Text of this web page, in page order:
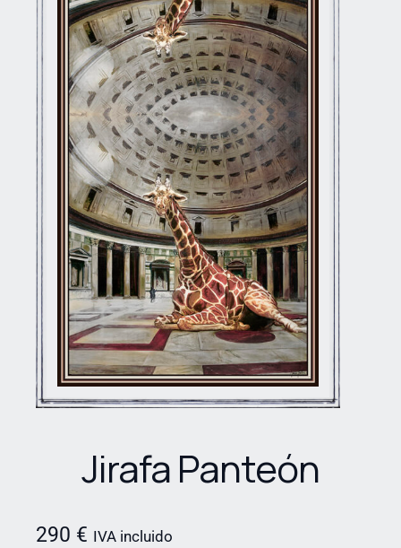
Jirafa Panteón
290 € IVA incluido